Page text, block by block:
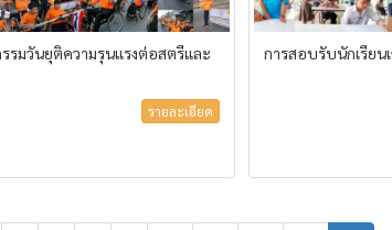
รมวันยุติความรุนแรงต่อสตรีและ
รายละเอียด
การสอบรับนักเรียน